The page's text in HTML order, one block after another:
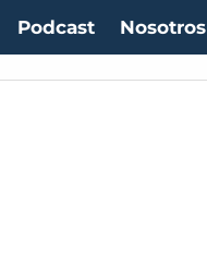
Podcast Nosotros